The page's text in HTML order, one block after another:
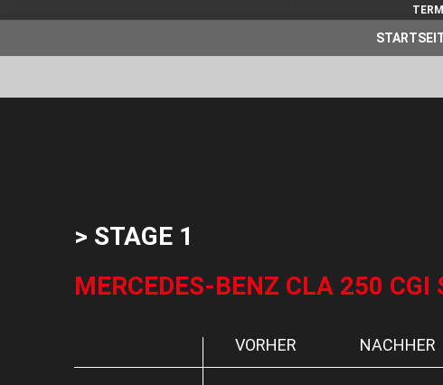
> STAGE 1
MERCEDES-BENZ CLA 250
VORHER NACHHER